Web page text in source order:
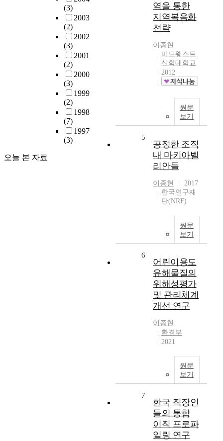
(3)
2003
(2)
2002
(3)
2001
(2)
2000
(3)
1999
(2)
1998
(7)
1997
(3)
오늘 본 자료
역을 통한
지역복음화
전략
이종현
미드웨스트
신학대학교
2012
원문
보기
5
공정한 조직
내 마키아벨
리안들
이종현
2017
한국연구재
단(NRF)
원문
보기
6
어린이용도
유해물질의
위해성평가
및 관리체계
개선 연구
이종현
환경부
2021
원문
보기
7
한국 직장인
들의 통합
이직 프로파
일링 연구